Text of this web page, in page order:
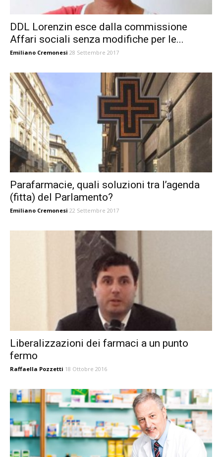
DDL Lorenzin esce dalla commissione
Affari sociali senza modifiche per le...
Emiliano Cremonesi 28 Settembre 2017
Parafarmacie, quali soluzioni tra l’agenda
(fitta) del Parlamento?
Emiliano Cremonesi 22 Settembre 2017
Liberalizzazioni dei farmaci a un punto
fermo
Raffaella Pozzetti 18 Ottobre 2016